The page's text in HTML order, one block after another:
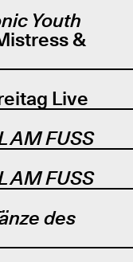
Youth
&
Live
AM FUSS
AM FUSS
des